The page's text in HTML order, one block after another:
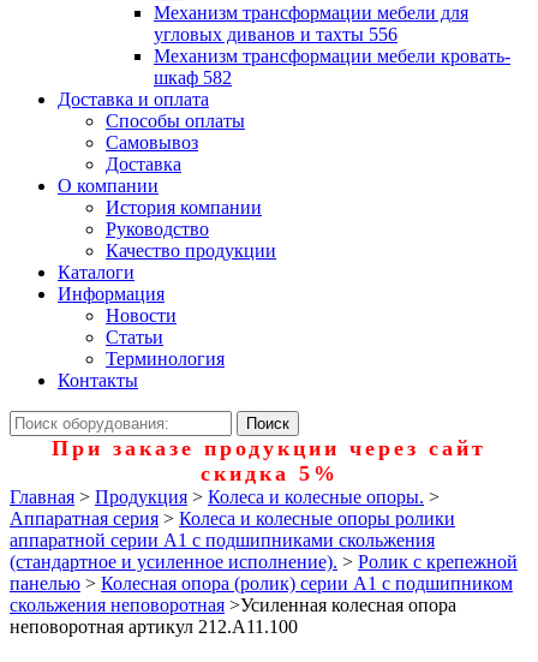
Механизм трансформации мебели для
угловых диванов и тахты 556
Механизм трансформации мебели кровать-
шкаф 582
Доставка и оплата
Способы оплаты
Самовывоз
Доставка
О компании
История компании
Руководство
Качество продукции
Каталоги
Информация
Новости
Статьи
Терминология
Контакты
При заказе продукции через сайт
скидка 5%
Главная > Продукция > Колеса и колесные опоры. >
Аппаратная серия > Колеса и колесные опоры ролики
аппаратной серии А1 с подшипниками скольжения
(стандартное и усиленное исполнение). > Ролик с крепежной
панелью > Колесная опора (ролик) серии А1 с подшипником
скольжения неповоротная >Усиленная колесная опора
неповоротная артикул 212.А11.100